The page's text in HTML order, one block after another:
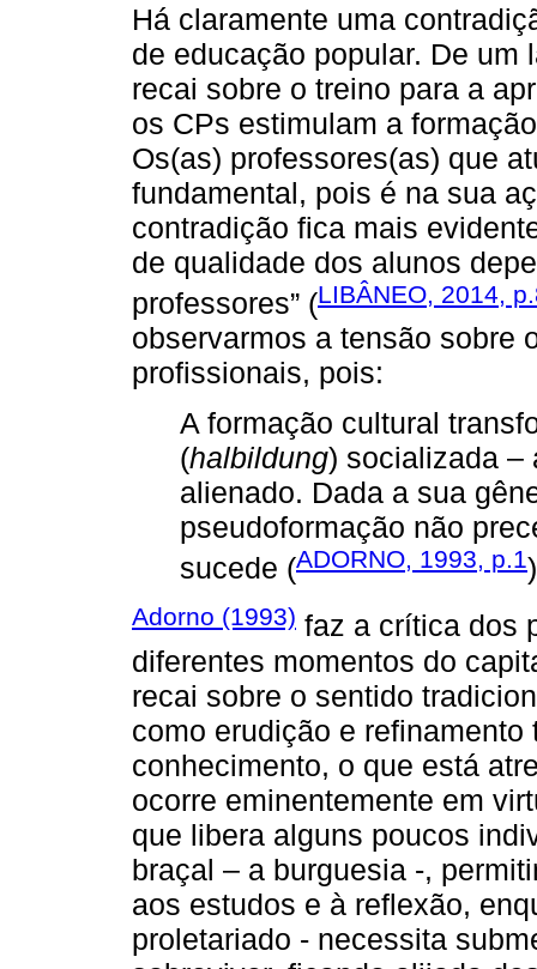
Há claramente uma
de educação popular. De um
recai sobre o treino para a
os CPs estimulam a
Os(as) professores(as) que
fundamental, pois é na sua
contradição fica mais
de qualidade dos alunos
professores” (LIBÂNEO, 2014,
observarmos a tensão sobre
profissionais, pois:
A formação cultural
(halbildung) socializada –
alienado. Dada a sua
pseudoformação não
sucede (ADORNO, 1993, p.1
Adorno (1993) faz a crítica dos
diferentes momentos do
recai sobre o sentido
como erudição e
conhecimento, o que está
ocorre eminentemente em
que libera alguns poucos
braçal – a burguesia -,
aos estudos e à reflexão,
proletariado - necessita